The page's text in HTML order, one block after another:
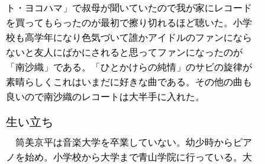
ト・ヨコハマ」で叔母が聞いていたので我が家にレコード
を買ってもらったのが最初で擦り切れるほど聴いた。小学
校も高学年になり色気づいて誰かアイドルのファンになら
ないと友人にばかにされると思ってファンになったのが
「南沙織」である。「ひとかけらの純情」のサビの旋律が
素晴らしくこれはいまだに好きな曲である。その他の曲も
良いので南沙織のレコートは大半手に入れた。
生い立ち
筒美京平は音楽大学を卒業していない。幼少時からピア
ノを始め。小学校から大学まで青山学院に行っている。大